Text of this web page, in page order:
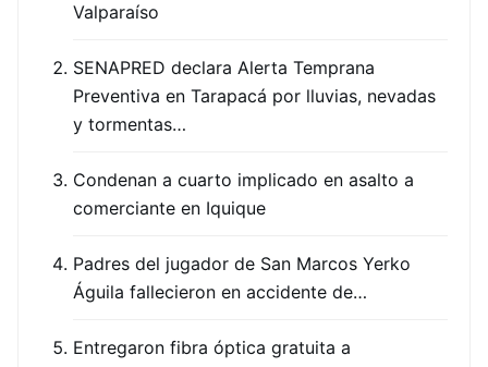
Valparaíso
SENAPRED declara Alerta Temprana
Preventiva en Tarapacá por lluvias, nevadas
y tormentas…
Condenan a cuarto implicado en asalto a
comerciante en Iquique
Padres del jugador de San Marcos Yerko
Águila fallecieron en accidente de…
Entregaron fibra óptica gratuita a